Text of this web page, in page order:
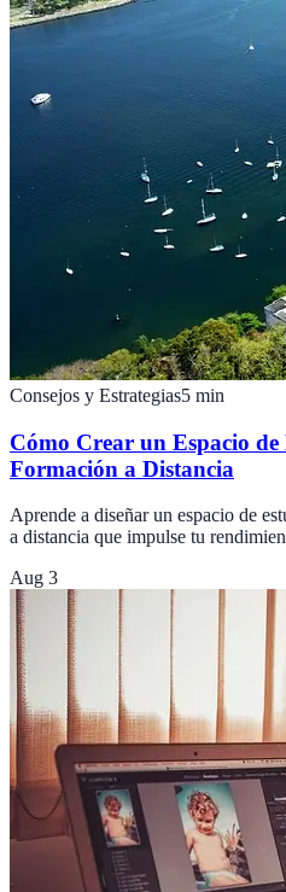
Consejos y Estrategias5 min
Cómo Crear un Espacio
Formación a Distancia
Aprende a diseñar un espacio de
a distancia que impulse tu
Aug 3